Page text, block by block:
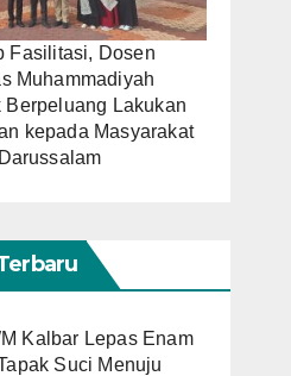
Fasilitasi, Dosen
Muhammadiyah
Berpeluang Lakukan
kepada Masyarakat
Kalbar Lepas Enam
Suci Menuju